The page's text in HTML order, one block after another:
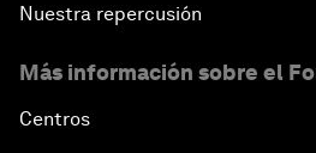
Nuestra repercusión
Más información sobre el
Centros